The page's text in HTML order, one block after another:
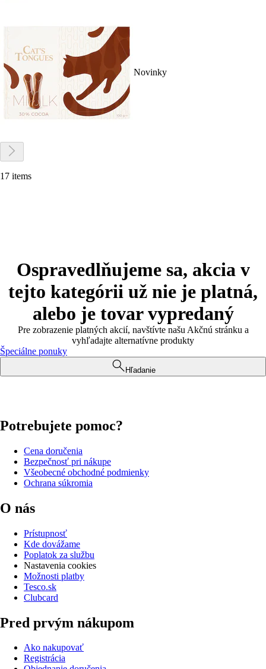
Novinky
17 items
Ospravedlňujeme sa, akcia v
tejto kategórii už nie je platná,
alebo je tovar vypredaný
Pre zobrazenie platných akcií, navštívte našu Akčnú stránku a
vyhľadajte alternatívne produkty
Špeciálne ponuky
Hľadanie
Potrebujete pomoc?
Cena doručenia
Bezpečnosť pri nákupe
Všeobecné obchodné podmienky
Ochrana súkromia
O nás
Prístupnosť
Kde dovážame
Poplatok za službu
Nastavenia cookies
Možnosti platby
Tesco.sk
Clubcard
Pred prvým nákupom
Ako nakupovať
Registrácia